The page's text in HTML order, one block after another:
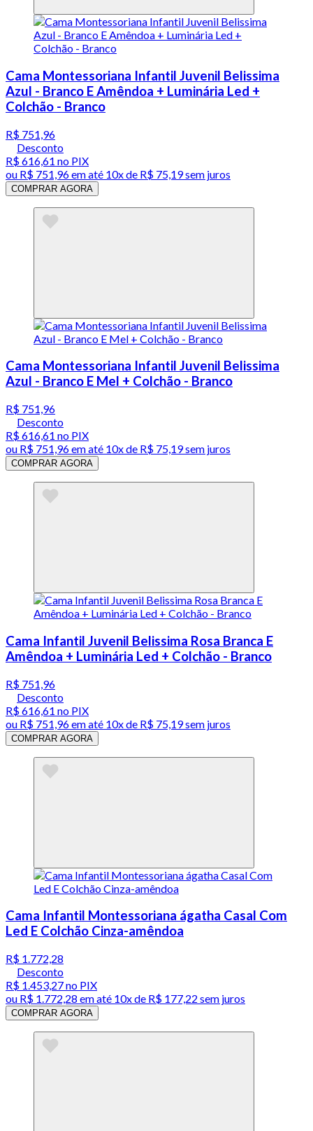
Cama Montessoriana Infantil Juvenil Belissima
Azul - Branco E Amêndoa + Luminária Led +
Colchão - Branco
R$ 751,96
Desconto
R$ 616,61 no PIX
ou R$ 751,96em até 10x de R$ 75,19 sem juros
COMPRAR AGORA
Cama Montessoriana Infantil Juvenil Belissima
Azul - Branco E Mel + Colchão - Branco
R$ 751,96
Desconto
R$ 616,61 no PIX
ou R$ 751,96em até 10x de R$ 75,19 sem juros
COMPRAR AGORA
Cama Infantil Juvenil Belissima Rosa Branca E
Amêndoa + Luminária Led + Colchão - Branco
R$ 751,96
Desconto
R$ 616,61 no PIX
ou R$ 751,96em até 10x de R$ 75,19 sem juros
COMPRAR AGORA
Cama Infantil Montessoriana ágatha Casal Com
Led E Colchão Cinza-amêndoa
R$ 1.772,28
Desconto
R$ 1.453,27no PIX
ou R$ 1.772,28 em até 10x de R$ 177,22 sem juros
COMPRAR AGORA